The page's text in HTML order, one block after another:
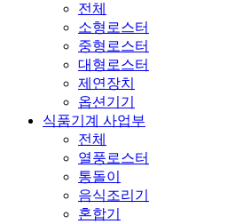
전체
소형로스터
중형로스터
대형로스터
제연장치
옵션기기
식품기계 사업부
전체
열풍로스터
통돌이
음식조리기
혼합기